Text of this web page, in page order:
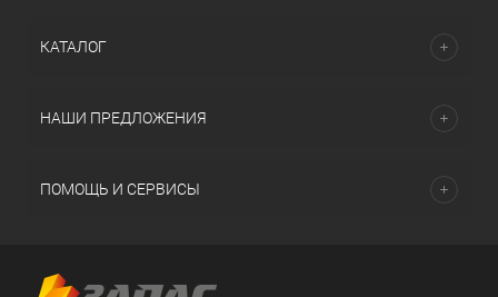
КАТАЛОГ
НАШИ ПРЕДЛОЖЕНИЯ
ПОМОЩЬ И СЕРВИСЫ